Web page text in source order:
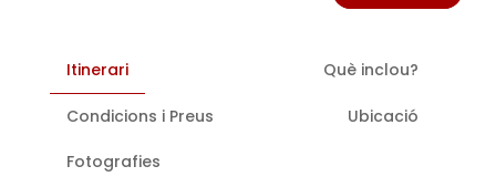
Itinerari Què inclou?
Condicions i Preus Ubicació
Fotografies